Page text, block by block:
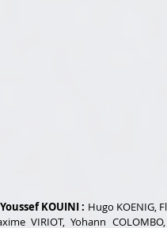
KOUINI : Hugo KOENIG,
VIRIOT, Yohann